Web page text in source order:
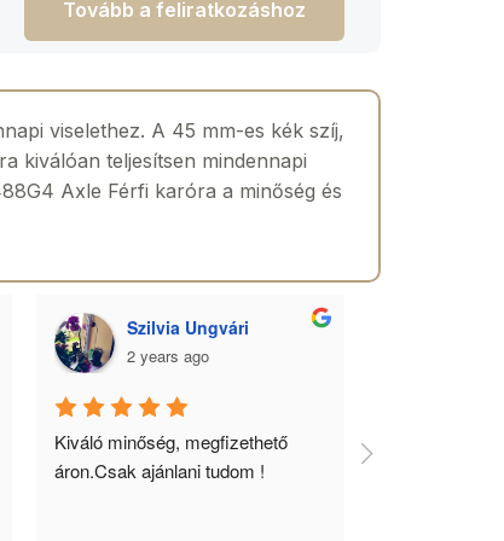
Tovább a feliratkozáshoz
viselethez. A 45 mm-es kék szíj,
kiválóan teljesítsen mindennapi
Axle Férfi karóra a minőség és
Szilvia Ungvári
2 years ago
Kiváló minőség, megfizethető
áron.Csak ajánlani tudom !